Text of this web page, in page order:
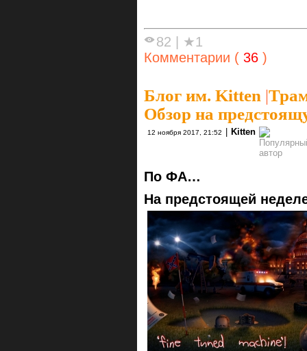
82
★1
Комментарии ( 36 )
Блог им. Kitten |
Обзор на
12 ноября 2017, 21:52 Kitten
По ФА…
На предстоящей